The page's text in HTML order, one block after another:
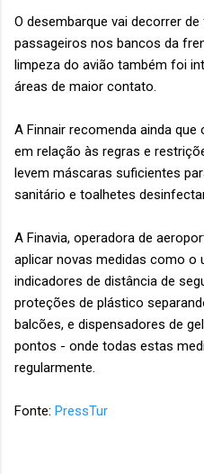
O desembarque vai decorrer
passageiros nos bancos da
limpeza do avião também foi
áreas de maior contato.
A Finnair recomenda ainda
em relação às regras e
levem máscaras suficientes
sanitário e toalhetes
A Finavia, operadora de
aplicar novas medidas como o
indicadores de distância de
proteções de plástico
balcões, e dispensadores de
pontos - onde todas estas
regularmente.
Fonte: PressTur